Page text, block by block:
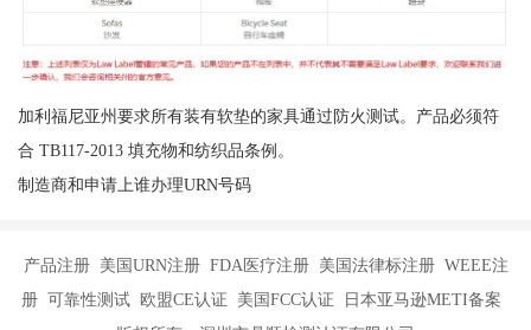
加利福尼亚州要求所有装有软垫的家具通过防火测试。产品必须符
合 TB117-2013 填充物和纺织品条例。
制造商和申请上谁办理URN号码
产品注册 美国URN注册 FDA医疗注册 美国法律标注册 WEEE注
册 可靠性测试 欧盟CE认证 美国FCC认证 日本亚马逊METI备案